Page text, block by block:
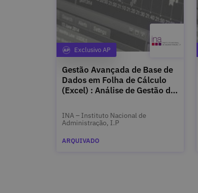
Gestão Avançada de Base de
Dados em Folha de Cálculo
(Excel) : Análise de Gestão de
INA – Instituto Nacional de
Administração, I.P
Categoria
Exclusivo AP
ARQUIVADO